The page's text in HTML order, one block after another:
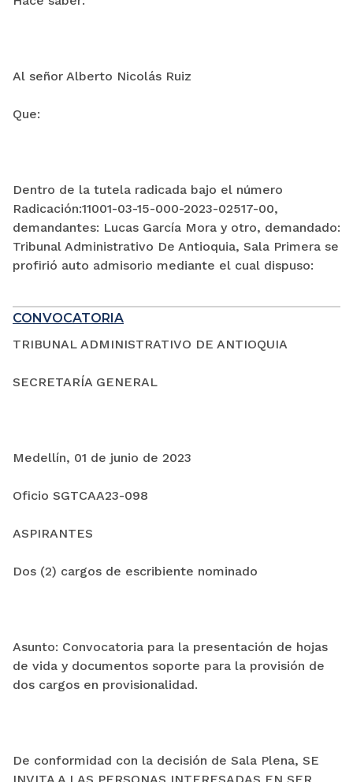
Al señor Alberto Nicolás Ruiz
Que:
Dentro de la tutela radicada bajo el número
Radicación:11001-03-15-000-2023-02517-00,
demandantes: Lucas García Mora y otro, demandado:
Tribunal Administrativo De Antioquia, Sala Primera se
profirió auto admisorio mediante el cual dispuso:
CONVOCATORIA
TRIBUNAL ADMINISTRATIVO DE ANTIOQUIA
SECRETARÍA GENERAL
Medellín, 01 de junio de 2023
Oficio SGTCAA23-098
ASPIRANTES
Dos (2) cargos de escribiente nominado
Asunto: Convocatoria para la presentación de hojas
de vida y documentos soporte para la provisión de
dos cargos en provisionalidad.
De conformidad con la decisión de Sala Plena, SE